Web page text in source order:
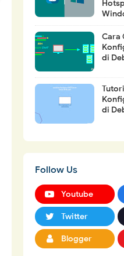
Cara
di
di
Follow Us
Youtube
Twitter
Blogger